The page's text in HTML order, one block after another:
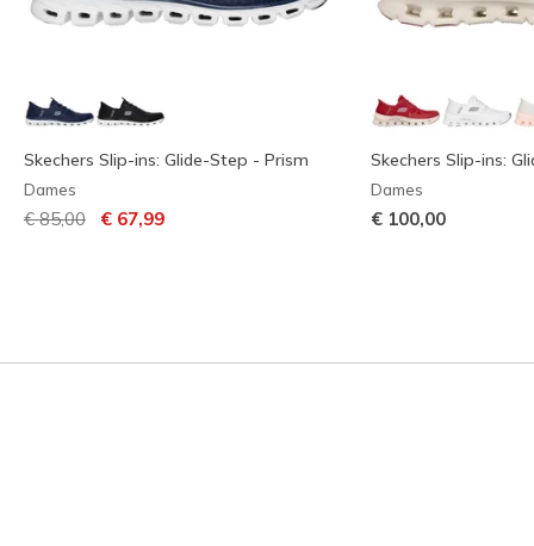
Skechers Slip-ins: Glide-Step - Prism
Dames
Prijs verlaagd van
€ 85,00 naar
€ 67,99
Skechers Slip-ins:
Dames
€ 100,00